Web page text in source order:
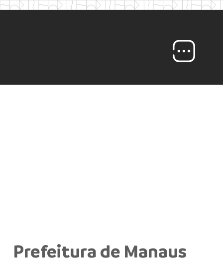
Prefeitura de Manaus